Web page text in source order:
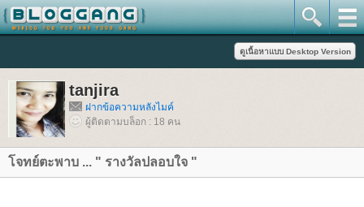
tanjira
ฝากข้อความหลังไมค์
ผู้ติดตามบล็อก : 18 คน
จทย์ตะพาบ ... " รางวัลปลอบใจ "